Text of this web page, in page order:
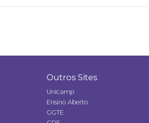
Outros Sites
Unicamp
Ensino Aberto
GGTE